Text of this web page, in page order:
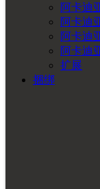
阿卡迪
阿卡迪
阿卡迪
阿卡迪
扩展
捆绑